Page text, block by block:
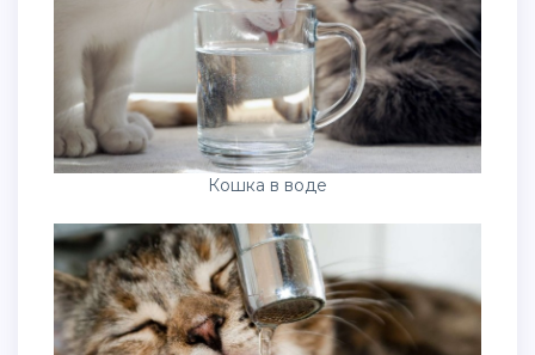
Кошка в воде